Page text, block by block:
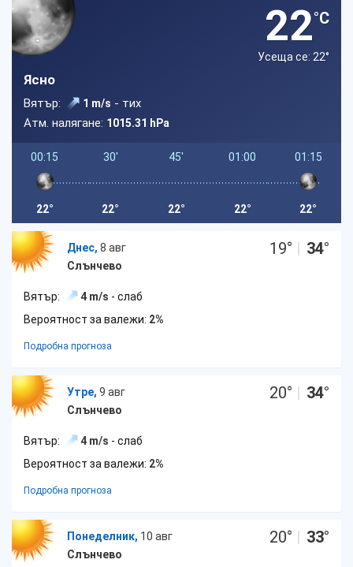
22°C
Усеща се: 22°
Ясно
Вятър: 1 m/s - тих
Атм. налягане: 1015.31 hPa
00:15
22°
30'
22°
45'
22°
01:00
22°
01:15
22°
Днес, 8 авг
Слънчево
19° | 34°
Вятър: 4 m/s - слаб
Вероятност за валежи: 2%
Подробна прогноза
Утре, 9 авг
Слънчево
20° | 34°
Вятър: 4 m/s - слаб
Вероятност за валежи: 2%
Подробна прогноза
Понеделник, 10 авг
Слънчево
20° | 33°